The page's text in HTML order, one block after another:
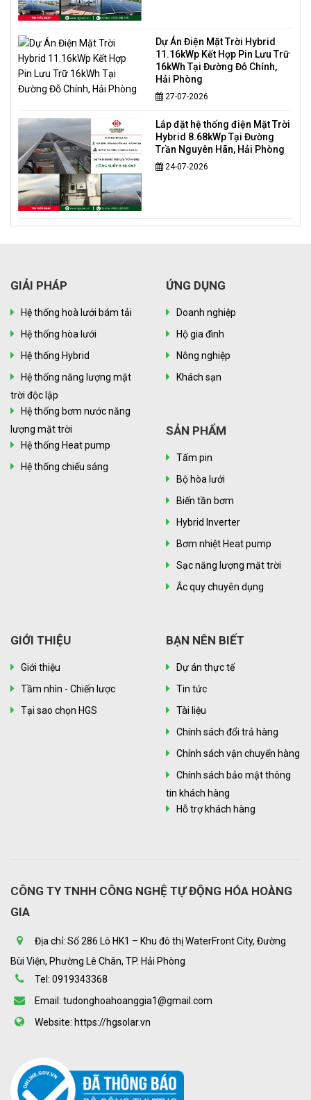
Dự Án Điện Mặt Trời Hybrid
11.16kWp Kết Hợp Pin Lưu Trữ
16kWh Tại Đường Đỗ Chính,
Hải Phòng
27-07-2026
Lắp đặt hệ thống điện Mặt Trời
Hybrid 8.68kWp Tại Đường
Trần Nguyên Hãn, Hải Phòng
24-07-2026
GIẢI PHÁP
Hệ thống hoà lưới bám tải
Hệ thống hòa lưới
Hệ thống Hybrid
Hệ thống năng lượng mặt
trời độc lập
Hệ thống bơm nước năng
lượng mặt trời
Hệ thống Heat pump
Hệ thống chiếu sáng
ỨNG DỤNG
Doanh nghiệp
Hộ gia đình
Nông nghiệp
Khách sạn
SẢN PHẨM
Tấm pin
Bộ hòa lưới
Biến tần bơm
Hybrid Inverter
Bơm nhiệt Heat pump
Sạc năng lượng mặt trời
Ắc quy chuyên dụng
GIỚI THIỆU
Giới thiệu
Tầm nhìn - Chiến lược
Tại sao chọn HGS
BẠN NÊN BIẾT
Dự án thực tế
Tin tức
Tài liệu
Chính sách đổi trả hàng
Chính sách vận chuyển hàng
Chính sách bảo mật thông
tin khách hàng
Hỗ trợ khách hàng
CÔNG TY TNHH CÔNG NGHỆ TỰ ĐỘNG HÓA HOÀNG
GIA
Địa chỉ: Số 286 Lô HK1 – Khu đô thị WaterFront City, Đường
Bùi Viện, Phường Lê Chân, TP. Hải Phòng
Tel: 0919343368
Email: tudonghoahoanggia1@gmail.com
Website: https://hgsolar.vn